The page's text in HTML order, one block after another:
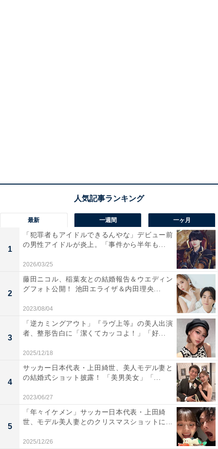
最新 一週間 一ヶ月
1
「犯罪者もアイドルできるんやな」デビュー前
の男性アイドルが炎上。「事件から半年も...
2026/03/25
2
藤田ニコル、稲葉友との結婚報告＆ウエディン
グフォト公開！ 池田エライザ＆内田理央...
2023/08/04
3
「逆カミングアウト」『ラヴ上等』の美人出演
者、整形告白に「潔くてカッコよ！」「好...
2025/12/18
4
サッカー日本代表・上田綺世、美人モデル妻と
の結婚式ショット披露！ 「美男美女」「...
2023/06/27
5
「年々イケメン」サッカー日本代表・上田綺
世、モデル美人妻とのクリスマスショットに...
2025/12/26